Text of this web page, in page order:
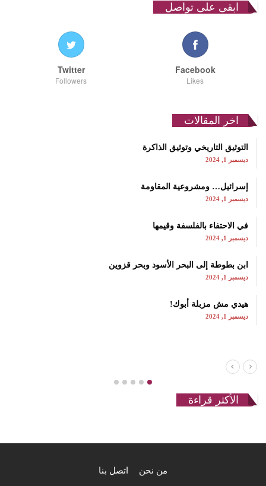
ابقى على تواصل
Facebook
Likes
Twitter
Followers
اخر المقالات
التوثيق التاريخي وتوثيق الذاكرة
ديسمبر 1, 2024
إسرائيل… ومشروعية المقاومة
ديسمبر 1, 2024
في الاحتفاء بالفلسفة وقيمها
ديسمبر 1, 2024
ابن بطوطة إلى البحر الأسود وبحر قزوين
ديسمبر 1, 2024
هيدي مش مزبلة أبوك!
ديسمبر 1, 2024
الأكثر قراءة
من نحن اتصل بنا